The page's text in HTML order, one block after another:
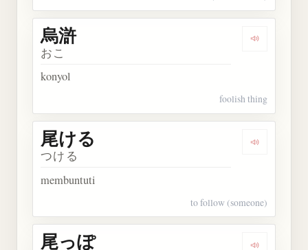
Dengarkan
烏滸
おこ
konyol
foolish thing
Dengarkan
尾ける
つける
membuntuti
to follow (someone)
尾っぽ